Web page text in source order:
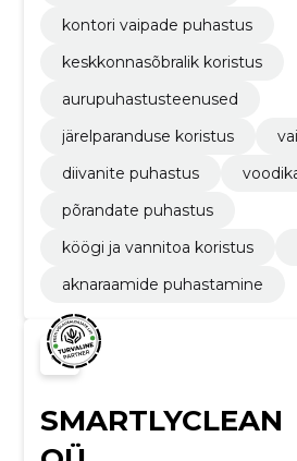
kontori vaipade puhastus
keskkonnasõbralik koristus
aurupuhastusteenused
järelparanduse koristus
diivanite puhastus
põrandate puhastus
köögi ja vannitoa koristus
aknaraamide puhastamine
SMARTLYCLEAN